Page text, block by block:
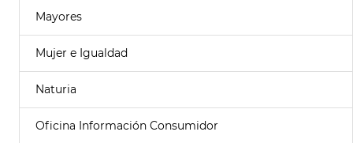
Mayores
Mujer e Igualdad
Naturia
Oficina Información Consumidor